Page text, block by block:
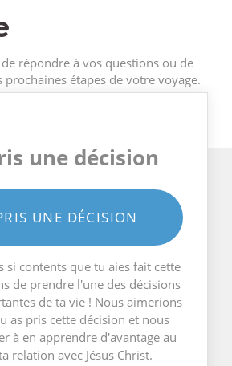
répondre à vos questions ou de
prochaines étapes de votre voyage.
une décision
UNE DÉCISION
si contents que tu aies fait cette
de prendre l'une des décisions
de ta vie ! Nous aimerions
as pris cette décision et nous
à en apprendre d'avantage au
relation avec Jésus Christ.